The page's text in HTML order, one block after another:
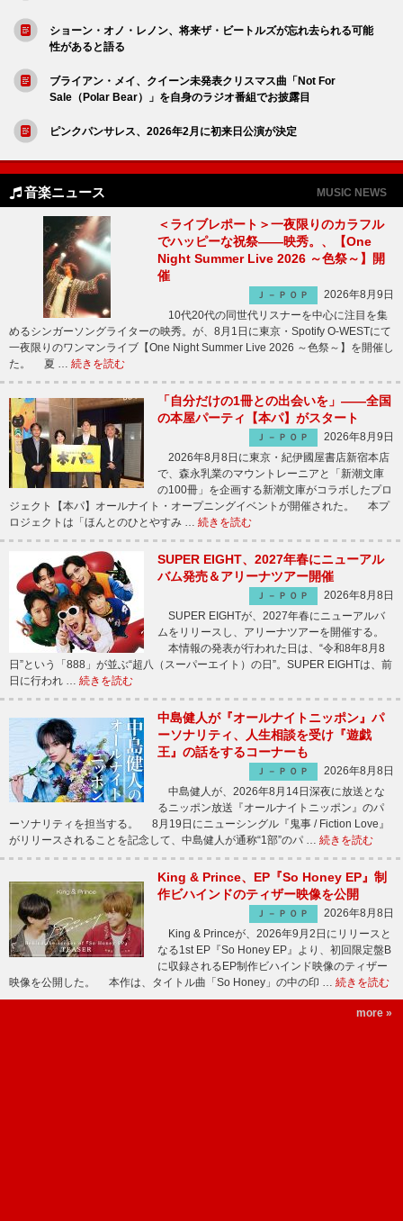
ショーン・オノ・レノン、将来ザ・ビートルズが忘れ去られる可能
性があると語る
ブライアン・メイ、クイーン未発表クリスマス曲「Not For
Sale（Polar Bear）」を自身のラジオ番組でお披露目
ピンクパンサレス、2026年2月に初来日公演が決定
音楽ニュース MUSIC NEWS
＜ライブレポート＞一夜限りのカラフル
でハッピーな祝祭――映秀。、【One
Night Summer Live 2026 ～色祭～】開
催
Ｊ－ＰＯＰ
2026年8月9日
10代20代の同世代リスナーを中心に注目を集
めるシンガーソングライターの映秀。が、8月1日に東京・Spotify O-WESTにて
一夜限りのワンマンライブ【One Night Summer Live 2026 ～色祭～】を開催し
た。 夏 … 続きを読む
「自分だけの1冊との出会いを」――全国
の本屋パーティ【本パ】がスタート
Ｊ－ＰＯＰ
2026年8月9日
2026年8月8日に東京・紀伊國屋書店新宿本店
で、森永乳業のマウントレーニアと「新潮文庫
の100冊」を企画する新潮文庫がコラボしたプロ
ジェクト【本パ】オールナイト・オープニングイベントが開催された。 本プ
ロジェクトは「ほんとのひとやすみ … 続きを読む
SUPER EIGHT、2027年春にニューアル
バム発売＆アリーナツアー開催
Ｊ－ＰＯＰ
2026年8月8日
SUPER EIGHTが、2027年春にニューアルバ
ムをリリースし、アリーナツアーを開催する。
本情報の発表が行われた日は、“令和8年8月8
日”という「888」が並ぶ“超八（スーパーエイト）の日”。SUPER EIGHTは、前
日に行われ … 続きを読む
中島健人が『オールナイトニッポン』パ
ーソナリティ、人生相談を受け『遊戯
王』の話をするコーナーも
Ｊ－ＰＯＰ
2026年8月8日
中島健人が、2026年8月14日深夜に放送とな
るニッポン放送『オールナイトニッポン』のパ
ーソナリティを担当する。 8月19日にニューシングル『鬼事 / Fiction Love』
がリリースされることを記念して、中島健人が通称“1部”のパ … 続きを読む
King & Prince、EP『So Honey EP』制
作ビハインドのティザー映像を公開
Ｊ－ＰＯＰ
2026年8月8日
King & Princeが、2026年9月2日にリリースと
なる1st EP『So Honey EP』より、初回限定盤B
に収録されるEP制作ビハインド映像のティザー
映像を公開した。 本作は、タイトル曲「So Honey」の中の印 … 続きを読む
more »